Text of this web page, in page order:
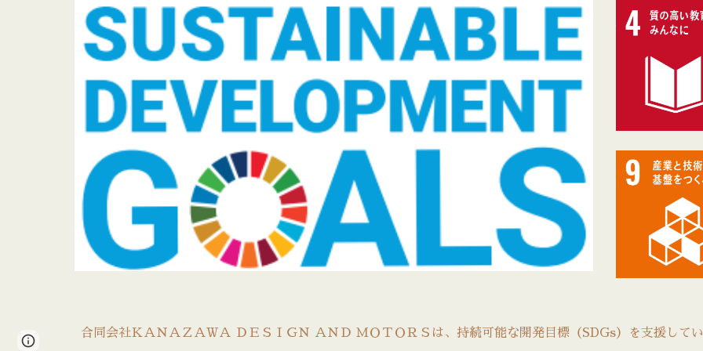
合同会社ＫＡＮＡＺＡＷＡ ＤＥＳＩＧＮ ＡＮＤ ＭＯＴＯＲＳは、持続可能な開発目標（SDGs）を支援して
Report abuse